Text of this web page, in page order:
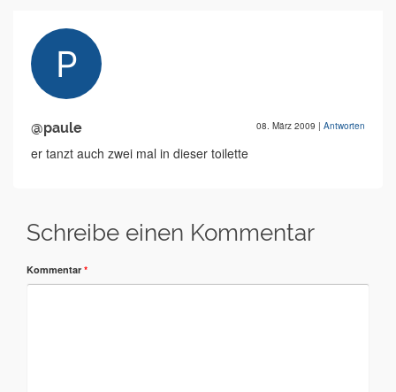
@paule 08. März 2009 | Antworten
er tanzt auch zwei mal in dieser toilette
Schreibe einen Kommentar
Kommentar *